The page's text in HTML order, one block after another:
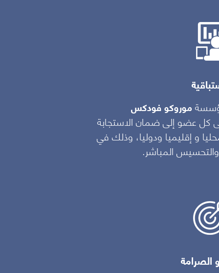
موروكو فودكس
كل عضو إلى ضمان الاستجابة
و إقليميا ودوليا، وذلك في
والتحسيس المباشر.
الصرامة